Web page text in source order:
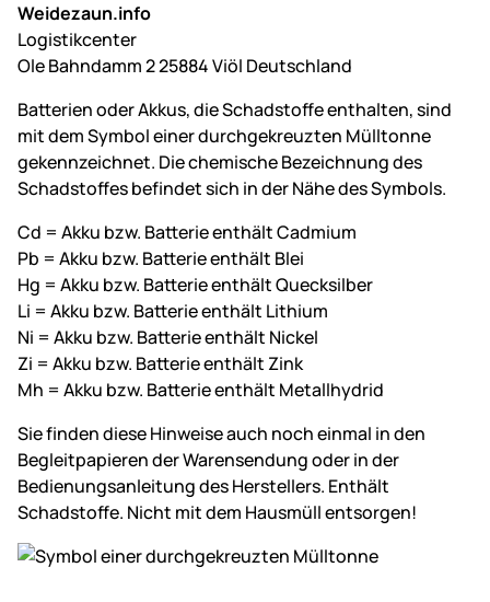
Weidezaun.info
Logistikcenter
Ole Bahndamm 2 25884 Viöl Deutschland
Batterien oder Akkus, die Schadstoffe enthalten, sind
mit dem Symbol einer durchgekreuzten Mülltonne
gekennzeichnet. Die chemische Bezeichnung des
Schadstoffes befindet sich in der Nähe des Symbols.
Cd = Akku bzw. Batterie enthält Cadmium
Pb = Akku bzw. Batterie enthält Blei
Hg = Akku bzw. Batterie enthält Quecksilber
Li = Akku bzw. Batterie enthält Lithium
Ni = Akku bzw. Batterie enthält Nickel
Zi = Akku bzw. Batterie enthält Zink
Mh = Akku bzw. Batterie enthält Metallhydrid
Sie finden diese Hinweise auch noch einmal in den
Begleitpapieren der Warensendung oder in der
Bedienungsanleitung des Herstellers. Enthält
Schadstoffe. Nicht mit dem Hausmüll entsorgen!